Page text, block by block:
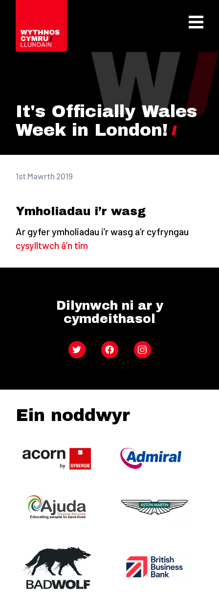
OPEN
It's Officially Wales
Week in London!
1st Mawrth 2019
Ymholiadau i’r wasg
Ar gyfer ymholiadau i’r wasg a’r cyfryngau
cysylltwch â’n tîm
Dilynwch ni ar y
cymdeithasol
Twitter FacebookInstagram
Ein noddwyr